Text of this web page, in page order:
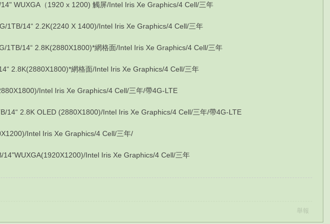
（1920 x 1200) 觸屏/Intel Iris Xe Graphics/4 Cell/三年
2.2K(2240 X 1400)/Intel Iris Xe Graphics/4 Cell/三年
2.8K(2880X1800)*網格面/Intel Iris Xe Graphics/4 Cell/三年
網格面/Intel Iris Xe Graphics/4 Cell/三年
Intel Iris Xe Graphics/4 Cell/三年/帶4G-LTE
OLED (2880X1800)/Intel Iris Xe Graphics/4 Cell/三年/帶4G-LTE
Intel Iris Xe Graphics/4 Cell/三年/
Intel Iris Xe Graphics/4 Cell/三年
舉報